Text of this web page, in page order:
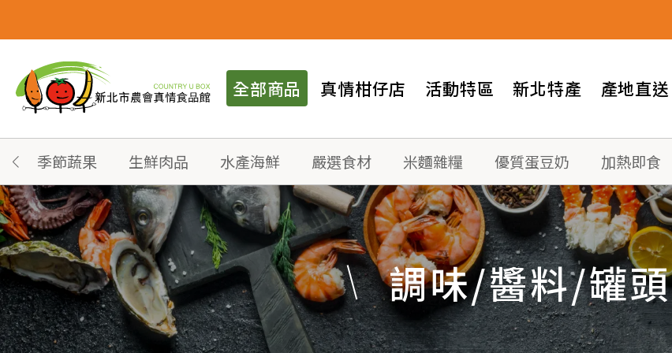
全部商品 真情柑仔店 活動特區 新北特產 產地直送
季節蔬果 生鮮肉品 水產海鮮 嚴選食材 米麵雜糧 優質蛋豆奶 加熱即食
調味/醬料/罐頭